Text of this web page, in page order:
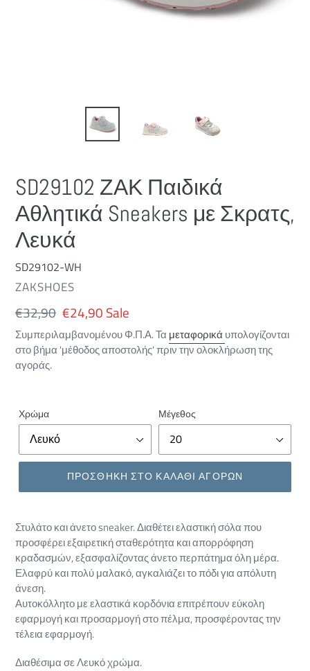
SD29102 ΖΑΚ Παιδικά
Αθλητικά Sneakers με Σκρατς,
Λευκά
SD29102-WH
ΚΑΤΑΣΚΕΥΑΣΤΉΣ
ZAKSHOES
Κανονική
τιμή
€32,90 Εκπτωτική
τιμή
€24,90 Sale
Συμπεριλαμβανομένου Φ.Π.Α. Τα μεταφορικά υπολογίζονται
στο βήμα 'μέθοδος αποστολής' πριν την ολοκλήρωση της
αγοράς.
Χρώμα Μέγεθος
ΠΡΟΣΘΗΚΗ ΣΤΟ ΚΑΛΑΘΙ ΑΓΟΡΩΝ
Στυλάτο και άνετο sneaker. Διαθέτει ελαστική σόλα που
προσφέρει εξαιρετική σταθερότητα και απορρόφηση
κραδασμών, εξασφαλίζοντας άνετο περπάτημα όλη μέρα.
Ελαφρύ και πολύ μαλακό, αγκαλιάζει το πόδι για απόλυτη
άνεση.
Αυτοκόλλητο με ελαστικά κορδόνια επιτρέπουν εύκολη
εφαρμογή και προσαρμογή στο πέλμα, προσφέροντας την
τέλεια εφαρμογή.
Διαθέσιμα σε Λευκό χρώμα.